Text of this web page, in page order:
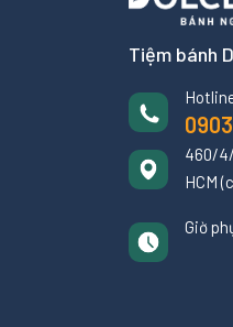
Tiệm bánh
460/4/
HCM
Giờ